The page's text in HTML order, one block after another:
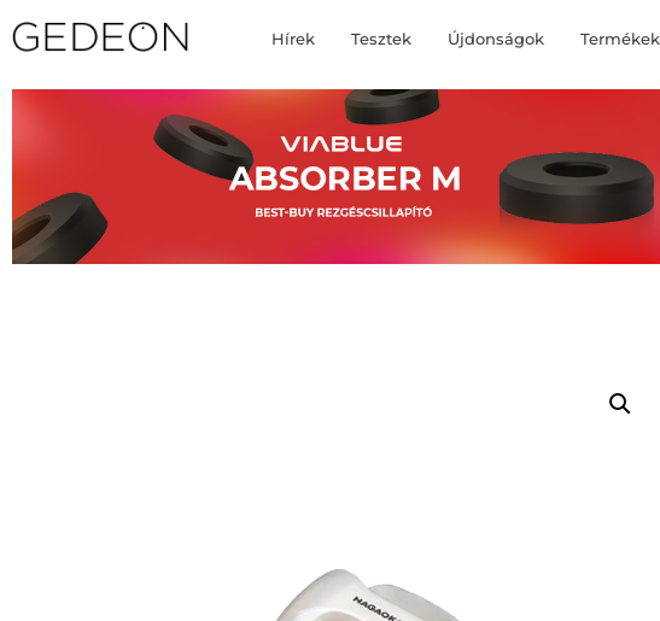
Hírek Tesztek Újdonságok Termékek